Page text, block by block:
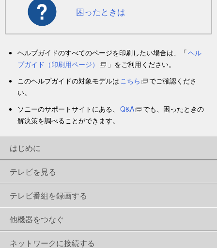
困ったときは
ヘルプガイドのすべてのページを印刷したい場合は、「ヘル
プガイド （印刷用ページ）
」をご利用ください。
このヘルプガイドの対象モデルは こちら
でご確認くださ
い。
ソニーのサポートサイトにある、 Q&A
でも、困ったときの
解決策を調べることができます。
はじめに
テレビを見る
テレビ番組を録画する
他機器をつなぐ
ネットワークに接続する